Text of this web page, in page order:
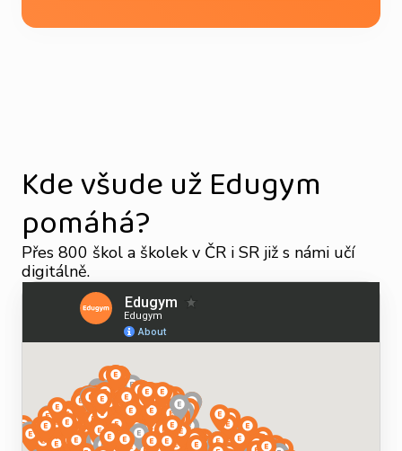
Kde všude už Edugym
pomáhá?
Přes 800 škol a školek v ČR i SR již s námi učí
digitálně.